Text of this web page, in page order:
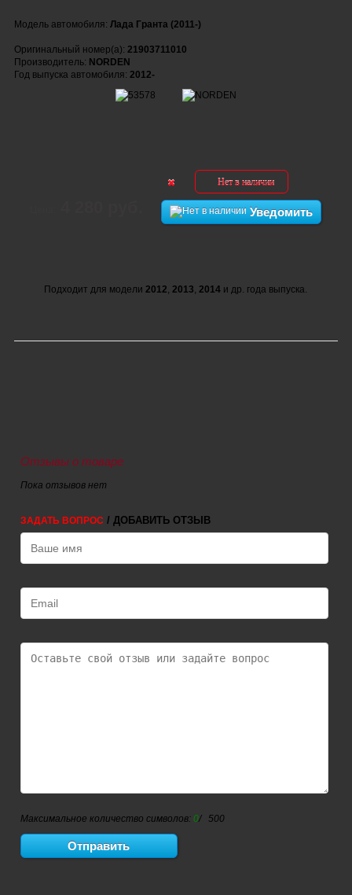
Модель автомобиля: Лада Гранта (2011-)
Оригинальный номер(а): 21903711010
Производитель: NORDEN
Год выпуска автомобиля: 2012-
Нет в наличии
Уведомить
Подходит для модели 2012, 2013, 2014и др. года выпуска.
Отзывы о товаре
Пока отзывов нет
ЗАДАТЬ ВОПРОС / ДОБАВИТЬ ОТЗЫВ
Максимальное количество символов: 0/ 500